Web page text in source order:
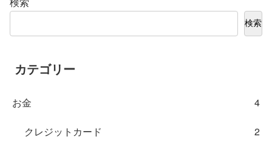
検索
カテゴリー
お金 4
クレジットカード 2